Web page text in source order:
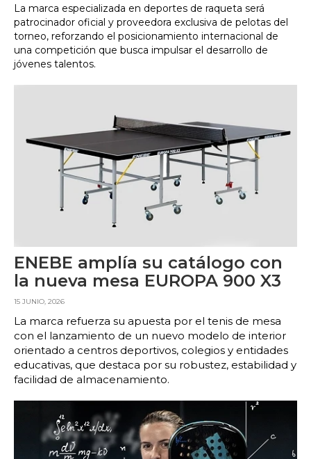
La marca especializada en deportes de raqueta será
patrocinador oficial y proveedora exclusiva de pelotas del
torneo, reforzando el posicionamiento internacional de
una competición que busca impulsar el desarrollo de
jóvenes talentos.
ENEBE amplía su catálogo con
la nueva mesa EUROPA 900 X3
15 JUNIO, 2026
La marca refuerza su apuesta por el tenis de mesa
con el lanzamiento de un nuevo modelo de interior
orientado a centros deportivos, colegios y entidades
educativas, que destaca por su robustez, estabilidad y
facilidad de almacenamiento.